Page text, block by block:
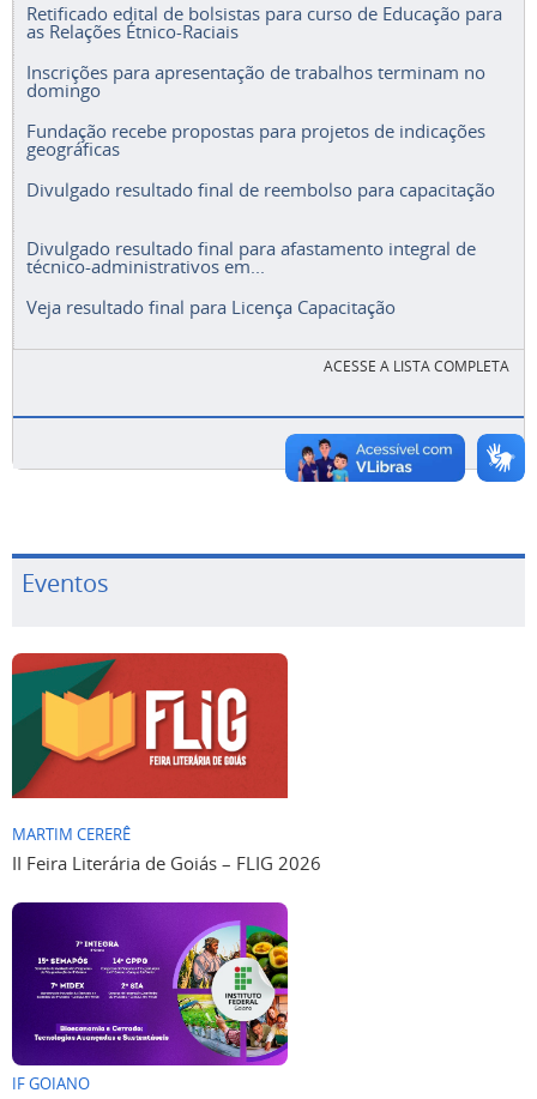
Retificado edital de bolsistas para curso de Educação para
as Relações Étnico-Raciais
Inscrições para apresentação de trabalhos terminam no
domingo
Fundação recebe propostas para projetos de indicações
geográficas
Divulgado resultado final de reembolso para capacitação
Divulgado resultado final para afastamento integral de
técnico-administrativos em...
Veja resultado final para Licença Capacitação
ACESSE A LISTA COMPLETA
Eventos
MARTIM CERERÊ
II Feira Literária de Goiás – FLIG 2026
IF GOIANO